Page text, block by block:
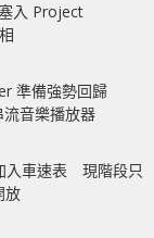
入 Project
準備強勢回歸
音樂播放器
入車速表 現階段只
放